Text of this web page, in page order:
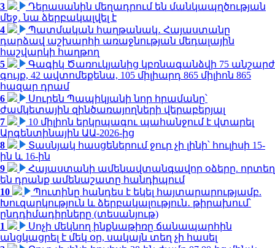
3
Դերասանին մեղադրում են մանկապղծության
մեջ․ նա ձերբակալվել է
4
Պատմական հաղթանակ․ Հայաստանը
դարձավ աշխարհի առաջնության մեդալային
հաշվարկի հաղթող
5
Գագիկ Ծառուկյանից կբռնագանձվի 75 անշարժ
գույք, 42 ավտոմեքենա, 105 միլիարդ 865 միլիոն 865
հազար դրամ
6
Սուրեն Պապիկյանի նոր հրամանը՝
ժամկետային զինծառայողների վերաբերյալ
7
10 միլիոն երկրպագու պահանջում է վտարել
Արգենտինային ԱԱ-2026-ից
8
Տասնյակ հասցեներում ջուր չի լինի՝ հուլիսի 15-
ին և 16-ին
9
Հայաստանի ամենավտանգավոր օձերը. որտեղ
են դրանք ամենաշատը հանդիպում
10
Պուտինը հանդես է եկել հայտարարությամբ.
Խուզարկություն և ձերբակալություն․ թիրախում՝
ընդդիմադիրները (տեսանյութ)
1
Սոչի մեկնող ինքնաթիռը ճանապարհին
անցկացրել է մեկ օր, սակայն տեղ չի հասել